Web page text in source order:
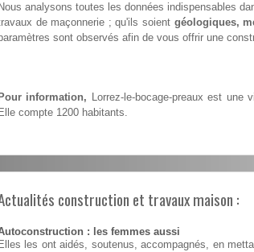
Nous analysons toutes les données indispensables
de maçonnerie ; qu'ils soient géologiques,
sont observés afin de vous offrir une
Pour information, Lorrez-le-bocage-preaux est une
Elle compte 1200 habitants.
construction et travaux maison :
: les femmes aussi
Elles les ont aidés, soutenus, accompagnés, en